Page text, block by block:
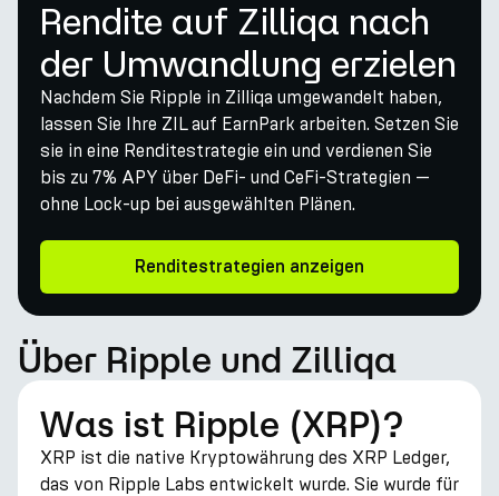
Rendite auf Zilliqa nach
der Umwandlung erzielen
Nachdem Sie Ripple in Zilliqa umgewandelt haben,
lassen Sie Ihre ZIL auf EarnPark arbeiten. Setzen Sie
sie in eine Renditestrategie ein und verdienen Sie
bis zu 7% APY über DeFi- und CeFi-Strategien —
ohne Lock-up bei ausgewählten Plänen.
Renditestrategien anzeigen
Über Ripple und Zilliqa
Was ist Ripple (XRP)?
XRP ist die native Kryptowährung des XRP Ledger,
das von Ripple Labs entwickelt wurde. Sie wurde für